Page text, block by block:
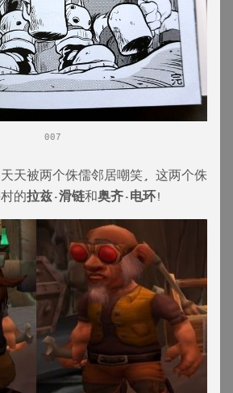
007
天被两个侏儒邻居嘲笑, 这两个侏
的拉兹·滑链和奥齐·电环!